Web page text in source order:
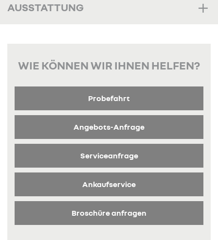
AUSSTATTUNG
WIE KÖNNEN WIR IHNEN HELFEN?
Probefahrt
Angebots-Anfrage
Serviceanfrage
Ankaufservice
Broschüre anfragen